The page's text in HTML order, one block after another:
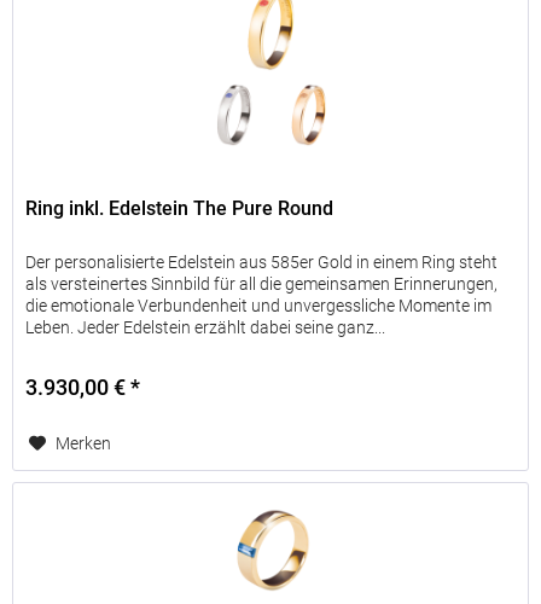
Ring inkl. Edelstein The Pure Round
Der personalisierte Edelstein aus 585er Gold in einem Ring steht
als versteinertes Sinnbild für all die gemeinsamen Erinnerungen,
die emotionale Verbundenheit und unvergessliche Momente im
Leben. Jeder Edelstein erzählt dabei seine ganz...
3.930,00 € *
Merken